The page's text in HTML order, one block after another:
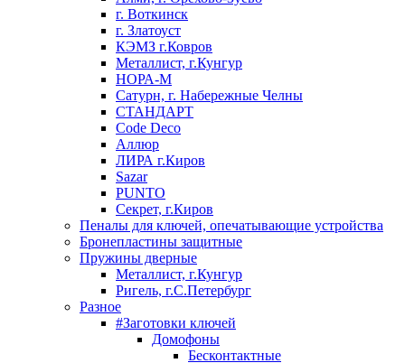
г. Воткинск
г. Златоуст
КЭМЗ г.Ковров
Металлист, г.Кунгур
НОРА-М
Сатурн, г. Набережные Челны
СТАНДАРТ
Code Deco
Аллюр
ЛИРА г.Киров
Sazar
PUNTO
Секрет, г.Киров
Пеналы для ключей, опечатывающие устройства
Бронепластины защитные
Пружины дверные
Металлист, г.Кунгур
Ригель, г.С.Петербург
Разное
#Заготовки ключей
Домофоны
Бесконтактные